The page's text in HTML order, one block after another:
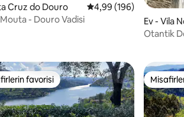
Cruz do Douro 5 üzerinden ortalama
4,99 (196)
- Douro Vadisi
Ev - Vila
Otantik
favorilerinden en beğenilenler arasında
favorisi